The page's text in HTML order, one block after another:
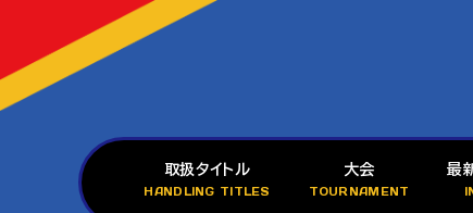
取扱タイトル
HANDLING TITLES
大会
TOURNAMENT
最